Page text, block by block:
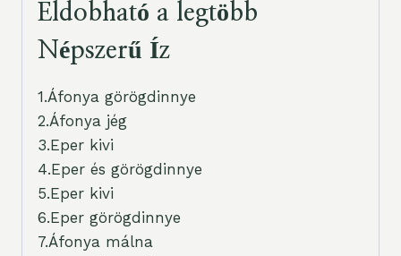
Eldobható a legtöbb
Népszerű Íz
1.Áfonya görögdinnye
2.Áfonya jég
3.Eper kivi
4.Eper és görögdinnye
5.Eper kivi
6.Eper görögdinnye
7.Áfonya málna